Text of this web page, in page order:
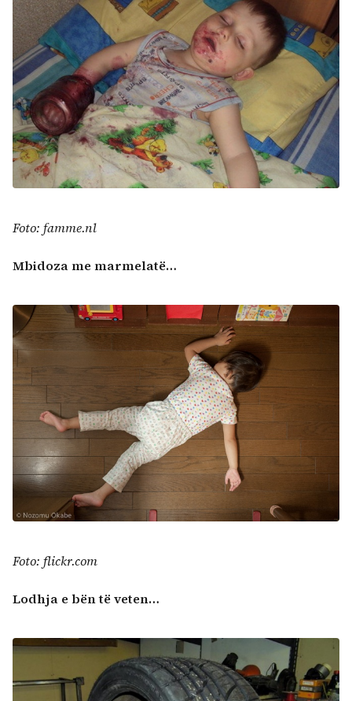
Foto: famme.nl
Mbidoza me marmelatë…
Foto: flickr.com
Lodhja e bën të veten…